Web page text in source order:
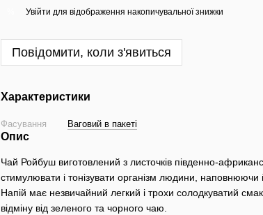
Увійти для відображення накопичувальної знижки
Повідомити, коли з'явиться
Характеристики
Фасування Ваговий в пакеті
Опис
Чай Ройбуш виготовлений з листочків південно-
стимулювати і тонізувати організм людини, наповнюючи
Напій має незвичайний легкий і трохи солодкуватий
відміну від зеленого та чорного чаю.